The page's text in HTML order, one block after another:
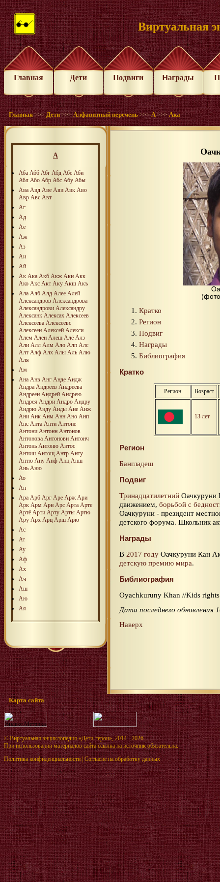
Виртуальная
Главная Дети Подвиги Награды
Главная >>>Дети >>>Алфавитный перечень >>>А >>>Ака
А
Аба Абб Абг Абд Абе Аби
Абл Або Абр Абс Абу Абы
Ава Авд Аве Ави Авк Аво
Авр Авс Авт
Аг
Ад
Ае
Аж
Аз
Аи
Ай
Ак Ака Акб Акж Аки Акк
Ако Акс Акт Аку Акш Акъ
Ала Алб Алд Алее Алей
Александров Александрова
Александрови Александру
Алексанк Алексах Алексеев
Алексеева Алексеевс
Алексеен Алексей Алекси
Алем Ален Алеш Алё Алз
Али Алл Алм Ало Алп Алс
Алт Алф Алх Алы Аль Алю
Аля
Ам
Ана Анв Анг Анде Андж
Андра Андреев Андреева
Андреен Андрей Андрею
Андрея Андри Андро Андру
Андрю Анду Анды Ане Анж
Ани Анк Анм Анн Ано Анп
Анс Анта Анти Антоне
Антони Антонн Антонов
Антонова Антонови Антонч
Антонь Антоню Антос
Антош Антощ Антр Анту
Антю Ану Анф Анц Анш
Ань Аню
Ао
Ап
Ара Арб Арг Аре Арж Ари
Арк Арм Арн Арс Арта Арте
Артё Арти Арту Арты Артю
Ару Арх Арц Арш Арю
Ас
Ат
Ау
Аф
Ах
Ач
Аш
Аю
Ая
Кратко
Регион
Подвиг
Награды
Библиография
Кратко
Регион Возраст
13 лет
Регион
Бангладеш
Подвиг
Тринадцатилетний Оачкуруни
движением, борьбой с
Оачкуруни - президент
детского форума. Школьник
Награды
В 2017 году Оачкуруни Кан
детскую премию мира.
Библиография
Oyachkuruny Khan //Kids
Дата последнего обновления
Наверх
Карта сайта
©Виртуальная энциклопедия «Дети-герои», 2014 - 2026
При использовании материалов сайта ссылка на источник обязательна.
Политика конфиденциальности|Согласие на обработку данных